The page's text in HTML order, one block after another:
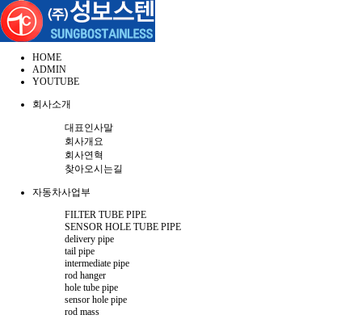
HOME
ADMIN
YOUTUBE
회사소개
대표인사말
회사개요
회사연혁
찾아오시는길
자동차사업부
FILTER TUBE PIPE
SENSOR HOLE TUBE PIPE
delivery pipe
tail pipe
intermediate pipe
rod hanger
hole tube pipe
sensor hole pipe
rod mass